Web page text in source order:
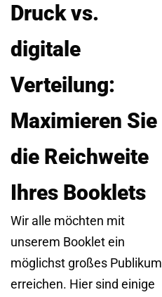
Druck vs.
digitale
Verteilung:
Maximieren Sie
die Reichweite
Ihres Booklets
Wir alle möchten mit
unserem Booklet ein
möglichst großes Publikum
erreichen. Hier sind einige